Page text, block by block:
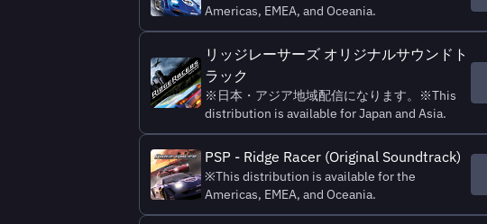
Americas, EMEA, and Oceania.
リッジレーサーズ オリジナルサウンドト
ラック
※日本・アジア地域配信になります。※This
distribution is available for Japan and Asia.
PSP - Ridge Racer (Original Soundtrack)
※This distribution is available for the
Americas, EMEA, and Oceania.